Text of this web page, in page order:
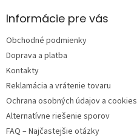
ä
e
Informácie pre vás
Obchodné podmienky
Doprava a platba
Kontakty
Reklamácia a vrátenie tovaru
Ochrana osobných údajov a cookies
Alternatívne riešenie sporov
FAQ – Najčastejšie otázky